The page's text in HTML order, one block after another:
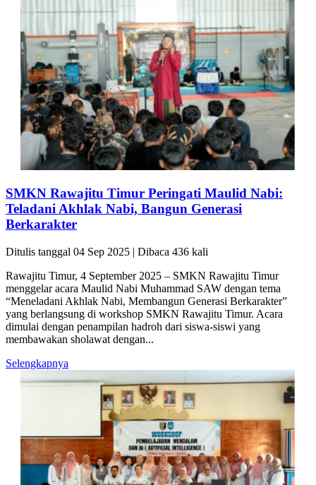
SMKN Rawajitu Timur Peringati Maulid Nabi:
Teladani Akhlak Nabi, Bangun Generasi
Berkarakter
Ditulis tanggal 04 Sep 2025 | Dibaca 436 kali
Rawajitu Timur, 4 September 2025 – SMKN Rawajitu Timur
menggelar acara Maulid Nabi Muhammad SAW dengan tema
“Meneladani Akhlak Nabi, Membangun Generasi Berkarakter”
yang berlangsung di workshop SMKN Rawajitu Timur. Acara
dimulai dengan penampilan hadroh dari siswa-siswi yang
membawakan sholawat dengan...
Selengkapnya